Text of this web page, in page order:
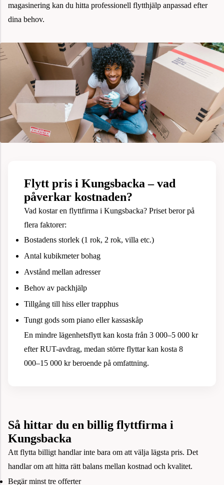
magasinering kan du hitta professionell flytthjälp anpassad efter
dina behov.
Flytt pris i Kungsbacka – vad
påverkar kostnaden?
Vad kostar en flyttfirma i Kungsbacka? Priset beror på
flera faktorer:
Bostadens storlek (1 rok, 2 rok, villa etc.)
Antal kubikmeter bohag
Avstånd mellan adresser
Behov av packhjälp
Tillgång till hiss eller trapphus
Tungt gods som piano eller kassaskåp
En mindre lägenhetsflytt kan kosta från 3 000–5 000 kr
efter RUT-avdrag, medan större flyttar kan kosta 8
000–15 000 kr beroende på omfattning.
Så hittar du en billig flyttfirma i
Kungsbacka
Att flytta billigt handlar inte bara om att välja lägsta pris. Det
handlar om att hitta rätt balans mellan kostnad och kvalitet.
Begär minst tre offerter